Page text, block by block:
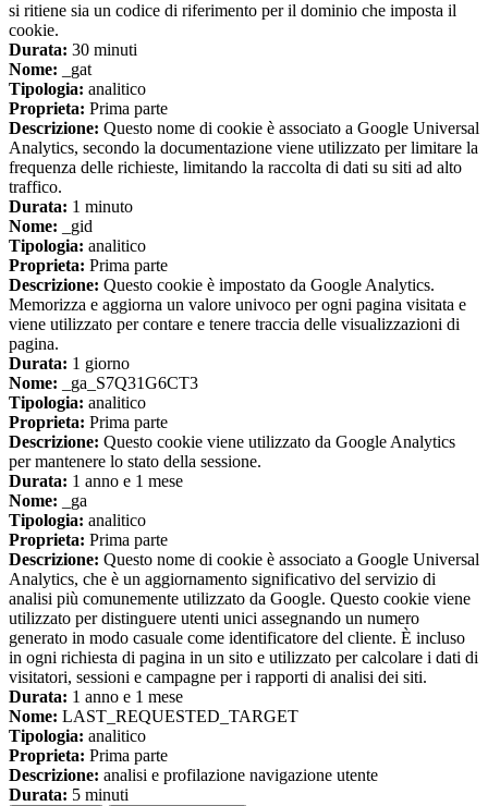
si ritiene sia un codice di riferimento per il dominio che imposta il
cookie.
Durata: 30 minuti
Nome: _gat
Tipologia: analitico
Proprieta: Prima parte
Descrizione: Questo nome di cookie è associato a Google Universal
Analytics, secondo la documentazione viene utilizzato per limitare la
frequenza delle richieste, limitando la raccolta di dati su siti ad alto
traffico.
Durata: 1 minuto
Nome: _gid
Tipologia: analitico
Proprieta: Prima parte
Descrizione: Questo cookie è impostato da Google Analytics.
Memorizza e aggiorna un valore univoco per ogni pagina visitata e
viene utilizzato per contare e tenere traccia delle visualizzazioni di
pagina.
Durata: 1 giorno
Nome: _ga_S7Q31G6CT3
Tipologia: analitico
Proprieta: Prima parte
Descrizione: Questo cookie viene utilizzato da Google Analytics
per mantenere lo stato della sessione.
Durata: 1 anno e 1 mese
Nome: _ga
Tipologia: analitico
Proprieta: Prima parte
Descrizione: Questo nome di cookie è associato a Google Universal
Analytics, che è un aggiornamento significativo del servizio di
analisi più comunemente utilizzato da Google. Questo cookie viene
utilizzato per distinguere utenti unici assegnando un numero
generato in modo casuale come identificatore del cliente. È incluso
in ogni richiesta di pagina in un sito e utilizzato per calcolare i dati di
visitatori, sessioni e campagne per i rapporti di analisi dei siti.
Durata: 1 anno e 1 mese
Nome: LAST_REQUESTED_TARGET
Tipologia: analitico
Proprieta: Prima parte
Descrizione: analisi e profilazione navigazione utente
Durata: 5 minuti